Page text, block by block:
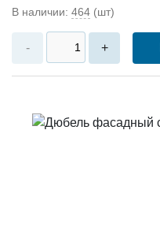
В наличии: 464 (шт)
- +